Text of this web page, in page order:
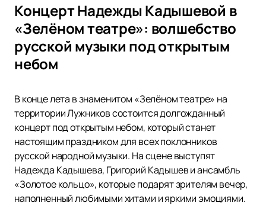
Концерт Надежды Кадышевой в
«Зелёном театре»: волшебство
русской музыки под открытым
небом
В конце лета в знаменитом «Зелёном театре» на
территории Лужников состоится долгожданный
концерт под открытым небом, который станет
настоящим праздником для всех поклонников
русской народной музыки. На сцене выступят
Надежда Кадышева, Григорий Кадышев и ансамбль
«Золотое кольцо», которые подарят зрителям вечер,
наполненный любимыми хитами и яркими эмоциями.